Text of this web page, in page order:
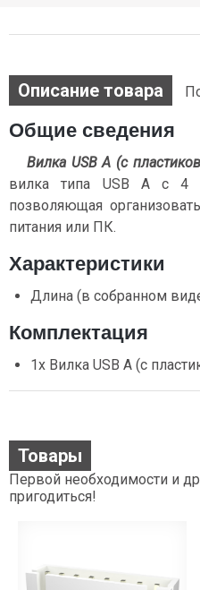
Описание товара
Общие сведения
Вилка USB A (с
вилка типа USB A с 4
позволяющая
питания или ПК.
Характеристики
Длина (в собранном
Комплектация
1х Вилка USB A (с
Товары
Первой необходимости и
пригодиться!